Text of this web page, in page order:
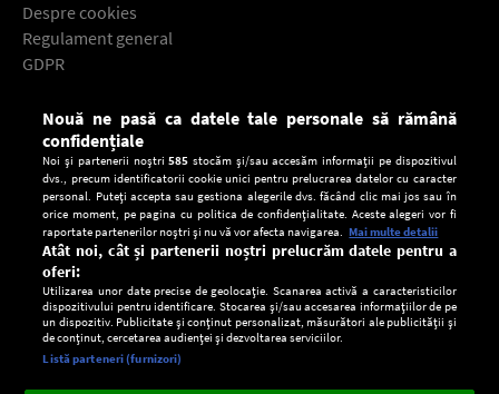
Despre cookies
Regulament general
GDPR
Descarcă gratuit aplicaţia Europa FM pentru smartphone:
Setări:
Nouă ne pasă ca datele tale personale să rămână
confidențiale
Noi și partenerii noștri585 stocăm și/sau accesăm informații pe dispozitivul
dvs., precum identificatorii cookie unici pentru prelucrarea datelor cu caracter
personal. Puteți accepta sau gestiona alegerile dvs. făcând clic mai jos sau în
orice moment, pe pagina cu politica de confidențialitate. Aceste alegeri vor fi
raportate partenerilor noștri și nu vă vor afecta navigarea. Mai multe detalii
Atât noi, cât și partenerii noștri prelucrăm datele pentru a
oferi:
Utilizarea unor date precise de geolocație. Scanarea activă a caracteristicilor
dispozitivului pentru identificare. Stocarea și/sau accesarea informațiilor de pe
un dispozitiv. Publicitate și conținut personalizat, măsurători ale publicității și
de conținut, cercetarea audienței și dezvoltarea serviciilor.
Listă parteneri (furnizori)